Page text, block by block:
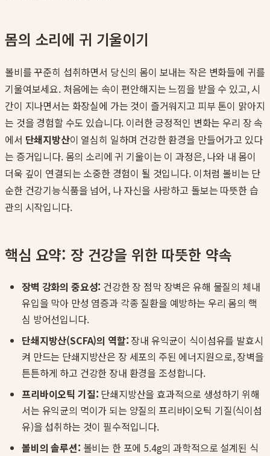
몸의 소리에 귀 기울이기
볼비를 꾸준히 섭취하면서 당신의 몸이 보내는 작은 변화들에 귀를
기울여보세요. 처음에는 속이 편안해지는 느낌을 받을 수 있고, 시
간이 지나면서는 화장실에 가는 것이 즐거워지고 피부 톤이 맑아지
는 것을 경험할 수도 있습니다. 이러한 긍정적인 변화는 우리 장 속
에서 단쇄지방산이 열심히 일하며 건강한 환경을 만들어가고 있다
는 증거입니다. 몸의 소리에 귀 기울이는 이 과정은, 나와 내 몸이
더욱 깊이 연결되는 소중한 경험이 될 것입니다. 이처럼 볼비는 단
순한 건강기능식품을 넘어, 나 자신을 사랑하고 돌보는 따뜻한 습
관의 시작입니다.
핵심 요약: 장 건강을 위한 따뜻한 약속
장벽 강화의 중요성: 건강한 장 점막 장벽은 유해 물질의 체내
유입을 막아 만성 염증과 각종 질환을 예방하는 우리 몸의 핵
심 방어선입니다.
단쇄지방산(SCFA)의 역할: 장내 유익균이 식이섬유를 발효시
켜 만드는 단쇄지방산은 장 세포의 주된 에너지원으로, 장벽을
튼튼하게 하고 건강한 장내 환경을 조성합니다.
프리바이오틱 기질: 단쇄지방산을 효과적으로 생성하기 위해
서는 유익균의 먹이가 되는 양질의 프리바이오틱 기질(식이섬
유)을 섭취하는 것이 필수적입니다.
볼비의 솔루션: 볼비는 한 포에 5.4g의 과학적으로 설계된 식